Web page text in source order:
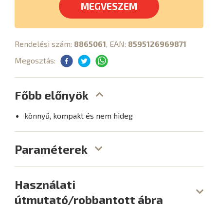
MEGVESZEM
Rendelési szám: 8865061 , EAN: 8595126969871
Megosztás:
Főbb előnyök
könnyű, kompakt és nem hideg
Paraméterek
Használati
útmutató/robbantott ábra